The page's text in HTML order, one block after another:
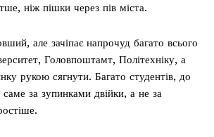
ніж пішки через пів міста.
але зачіпає напрочуд багато всього
Головпоштамт, Політехніку, а
рукою сягнути. Багато студентів, до
саме за зупинками двійки, а не за